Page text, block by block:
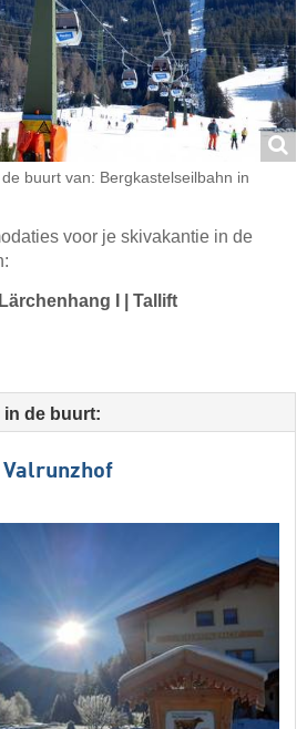
buurt van: Bergkastelseilbahn in
voor je skivakantie in de
Lärchenhang I Tallift
de buurt: